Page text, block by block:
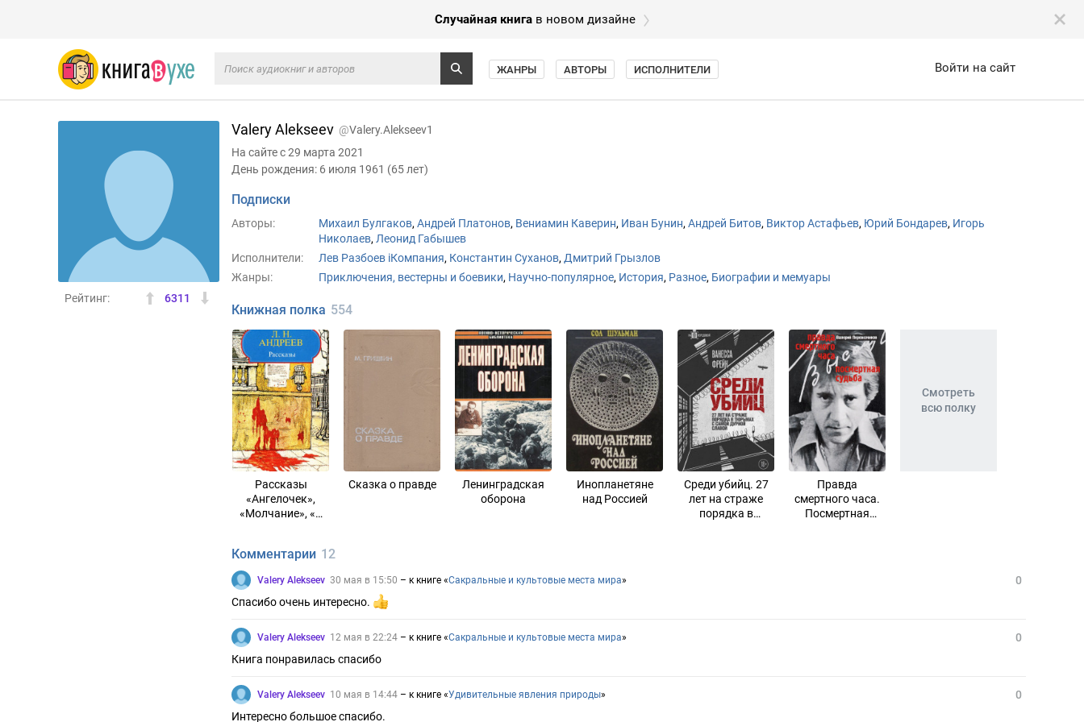
Случайная книга в новом дизайне
Войти на сайт
ЖАНРЫ АВТОРЫ ИСПОЛНИТЕЛИ
Рейтинг: 6311
Valery Alekseev @Valery.Alekseev1
На сайте с 29 марта 2021
День рождения: 6 июля 1961 (65 лет)
Подписки
Авторы: Михаил Булгаков, Андрей Платонов, Вениамин Каверин, Иван Бунин, Андрей Битов, Виктор Астафьев, Юрий Бондарев, Игорь
Николаев, Леонид Габышев
Исполнители:
Лев Разбоев iКомпания, Константин Суханов, Дмитрий Грызлов
Жанры:
Приключения, вестерны и боевики, Научно-популярное, История, Разное, Биографии и мемуары
Книжная полка 554
Рассказы
«Ангелочек»,
«Молчание», «В
Сказка о правде
Ленинградская
оборона
Инопланетяне
над Россией
Среди убийц. 27
лет на страже
порядка в
Правда
смертного часа.
Посмертная
Смотреть
всю полку
Комментарии 12
0
Valery Alekseev 30 мая в 15:50 – к книге «Сакральные и культовые места мира»
Спасибо очень интересно.
0
Valery Alekseev 12 мая в 22:24 – к книге «Сакральные и культовые места мира»
Книга понравилась спасибо
0
Valery Alekseev 10 мая в 14:44 – к книге «Удивительные явления природы»
Интересно большое спасибо.